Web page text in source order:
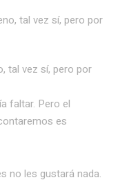
tal vez sí, pero por
faltar. Pero el
es
no les gustará nada.